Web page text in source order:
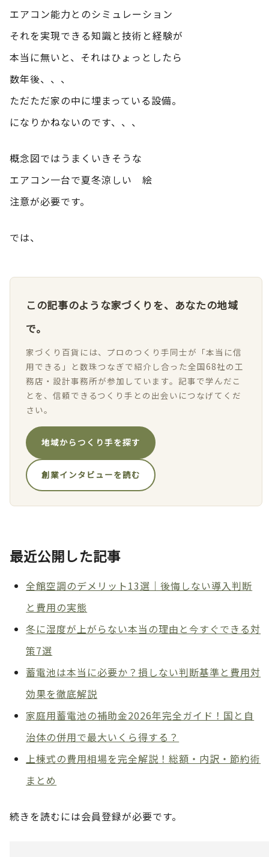
エアコン能力とのシミュレーション
それを実現できる知識と技術と経験が
本当に無いと、それはひょっとしたら
数年後、、、
ただただ家の中に埋まっている設備。
になりかねないのです、、、
概念図ではうまくいきそうな
エアコン一台で夏冬涼しい 絵
注意が必要です。
では、
この記事のような家づくりを、あなたの地域
で。
家づくり百貨には、プロのつくり手同士が「本当に信
用できる」と数珠つなぎで紹介し合った全国68社の工
務店・設計事務所が参加しています。記事で学んだこ
とを、信頼できるつくり手との出会いにつなげてくだ
さい。
地域からつくり手を探す
創業インタビューを読む
最近公開した記事
全館空調のデメリット13選｜後悔しない導入判断
と費用の実態
冬に湿度が上がらない本当の理由と今すぐできる対
策7選
蓄電池は本当に必要か？損しない判断基準と費用対
効果を徹底解説
家庭用蓄電池の補助金2026年完全ガイド！国と自
治体の併用で最大いくら得する？
上棟式の費用相場を完全解説！総額・内訳・節約術
まとめ
続きを読むには会員登録が必要です。